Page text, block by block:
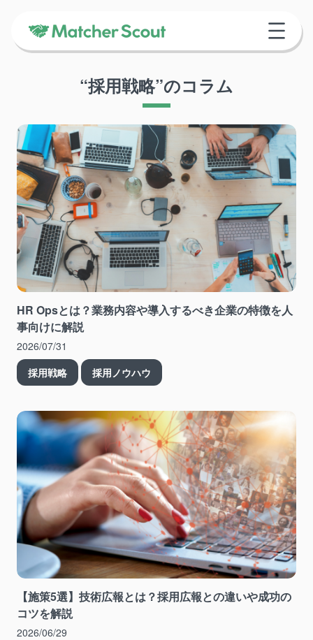
“採用戦略”のコラム
HR Opsとは？業務内容や導入するべき企業の特徴を人
事向けに解説
2026/07/31
採用戦略
採用ノウハウ
【施策5選】技術広報とは？採用広報との違いや成功の
コツを解説
2026/06/29